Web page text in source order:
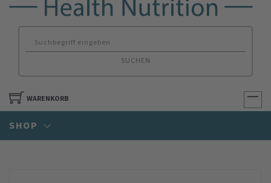
SUCHEN
WARENKORB
SHOP